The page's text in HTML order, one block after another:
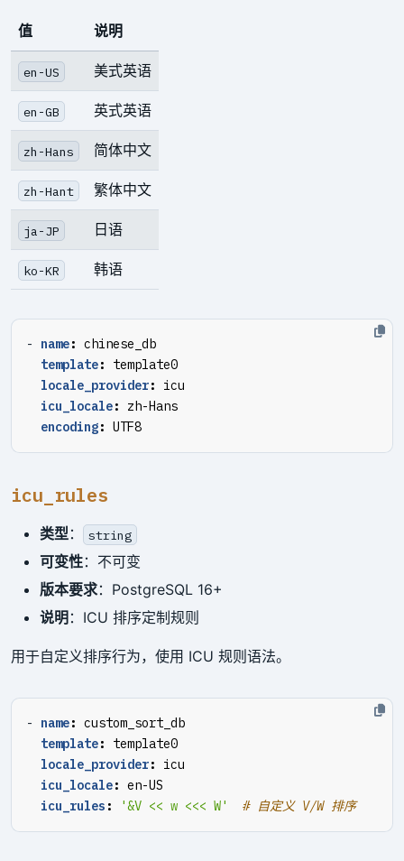
值 说明
en-US 美式英语
en-GB 英式英语
zh-Hans 简体中文
zh-Hant 繁体中文
ja-JP 日语
ko-KR 韩语
- name: chinese_db
template:
template0
locale_provider:
icu
icu_locale:
zh-Hans
encoding: UTF8
icu_rules
类型： string
可变性：不可变
版本要求：PostgreSQL 16+
说明 ：ICU 排序定制规则
用于自定义排序行为，使用 ICU 规则语法。
- name: custom_sort_db
template:
template0
locale_provider:
icu
icu_locale: en-US
icu_rules : '&V << w <<< W' # 自定义 V/W 排序